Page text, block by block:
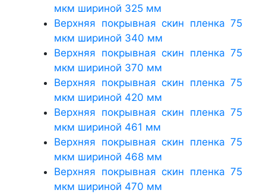
мкм шириной 325 мм
Верхняя покрывная скин пленка 75
мкм шириной 340 мм
Верхняя покрывная скин пленка 75
мкм шириной 370 мм
Верхняя покрывная скин пленка 75
мкм шириной 420 мм
Верхняя покрывная скин пленка 75
мкм шириной 461 мм
Верхняя покрывная скин пленка 75
мкм шириной 468 мм
Верхняя покрывная скин пленка 75
мкм шириной 470 мм